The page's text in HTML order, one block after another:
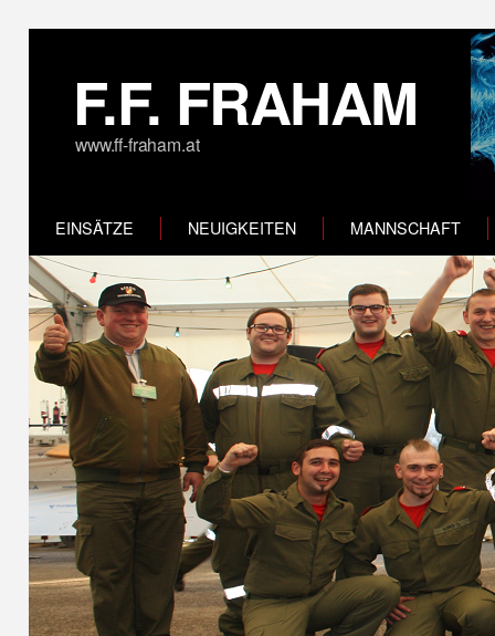
F.F. FRAHAM
www.ff-fraham.at
EINSÄTZE NEUIGKEITEN MANNSCHAFT